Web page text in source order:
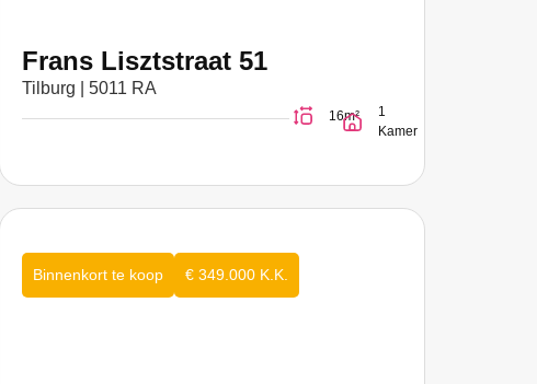
Frans Lisztstraat 51
Tilburg | 5011 RA
16m²
1
Kamer
Binnenkort te koop € 349.000 K.K.